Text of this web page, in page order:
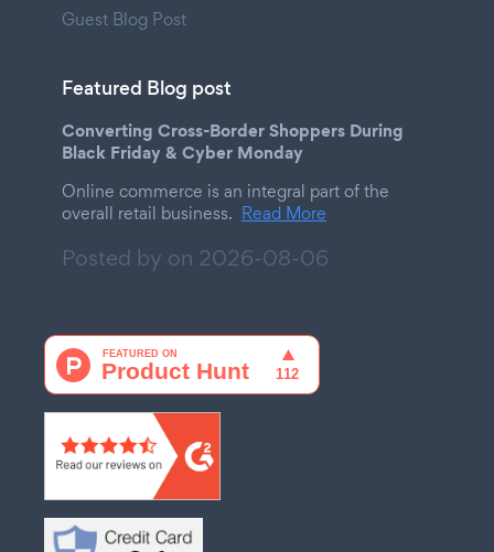
Guest Blog Post
Featured Blog post
Converting Cross-Border Shoppers During
Black Friday & Cyber Monday
Online commerce is an integral part of the
overall retail business. Read More
Posted by on 2026-08-06